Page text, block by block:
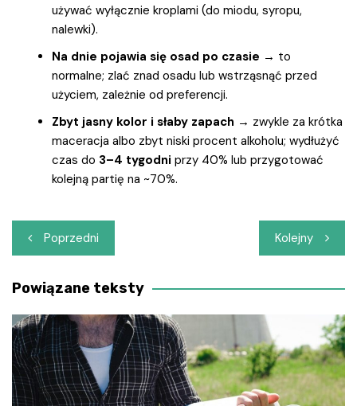
używać wyłącznie kroplami (do miodu, syropu,
nalewki).
Na dnie pojawia się osad po czasie → to
normalne; zlać znad osadu lub wstrząsnąć przed
użyciem, zależnie od preferencji.
Zbyt jasny kolor i słaby zapach → zwykle za krótka
maceracja albo zbyt niski procent alkoholu; wydłużyć
czas do 3–4 tygodni przy 40% lub przygotować
kolejną partię na ~70%.
Nawigacja
wpisu
Poprzedni Kolejny
Powiązane teksty